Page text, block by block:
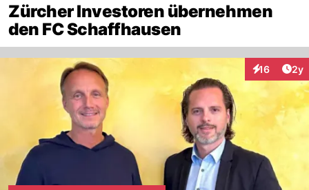
Zürcher Investoren übernehmen
den FC Schaffhausen
16 2y